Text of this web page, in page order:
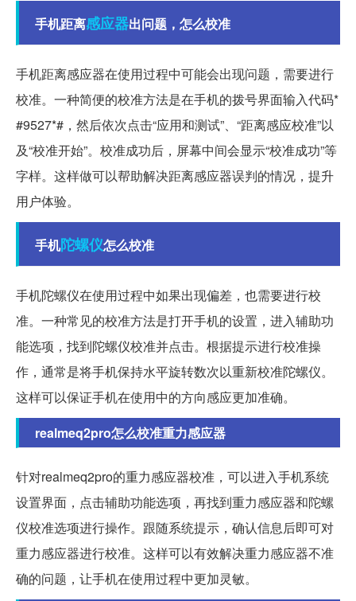
手机距离感应器出问题，怎么校准
手机距离感应器在使用过程中可能会出现问题，需要进行
校准。一种简便的校准方法是在手机的拨号界面输入代码*
#9527*#，然后依次点击“应用和测试”、“距离感应校准”以
及“校准开始”。校准成功后，屏幕中间会显示“校准成功”等
字样。这样做可以帮助解决距离感应器误判的情况，提升
用户体验。
手机陀螺仪怎么校准
手机陀螺仪在使用过程中如果出现偏差，也需要进行校
准。一种常见的校准方法是打开手机的设置，进入辅助功
能选项，找到陀螺仪校准并点击。根据提示进行校准操
作，通常是将手机保持水平旋转数次以重新校准陀螺仪。
这样可以保证手机在使用中的方向感应更加准确。
realmeq2pro怎么校准重力感应器
针对realmeq2pro的重力感应器校准，可以进入手机系统
设置界面，点击辅助功能选项，再找到重力感应器和陀螺
仪校准选项进行操作。跟随系统提示，确认信息后即可对
重力感应器进行校准。这样可以有效解决重力感应器不准
确的问题，让手机在使用过程中更加灵敏。